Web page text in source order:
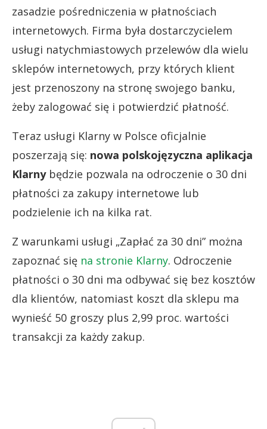
zasadzie pośredniczenia w płatnościach
internetowych. Firma była dostarczycielem
usługi natychmiastowych przelewów dla wielu
sklepów internetowych, przy których klient
jest przenoszony na stronę swojego banku,
żeby zalogować się i potwierdzić płatność.
Teraz usługi Klarny w Polsce oficjalnie
poszerzają się: nowa polskojęzyczna aplikacja
Klarnybędzie pozwala na odroczenie o 30 dni
płatności za zakupy internetowe lub
podzielenie ich na kilka rat.
Z warunkami usługi „Zapłać za 30 dni” można
zapoznać się na stronie Klarny. Odroczenie
płatności o 30 dni ma odbywać się bez kosztów
dla klientów, natomiast koszt dla sklepu ma
wynieść 50 groszy plus 2,99 proc. wartości
transakcji za każdy zakup.